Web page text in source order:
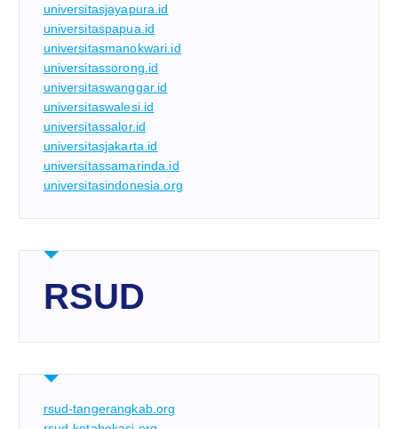
universitasjayapura.id
universitaspapua.id
universitasmanokwari.id
universitassorong.id
universitaswanggar.id
universitaswalesi.id
universitassalor.id
universitasjakarta.id
universitassamarinda.id
universitasindonesia.org
RSUD
rsud-tangerangkab.org